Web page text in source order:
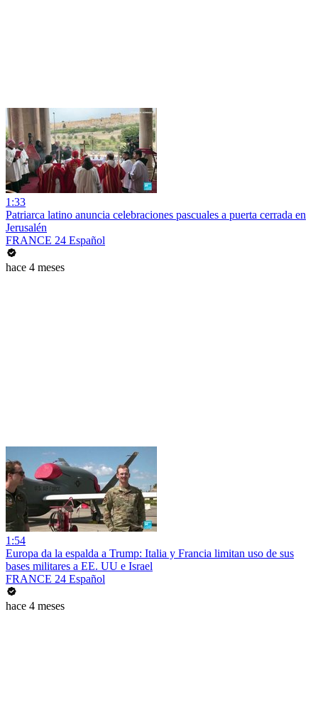
1:33
Patriarca latino anuncia celebraciones pascuales a puerta cerrada en
Jerusalén
FRANCE 24 Español
hace 4 meses
1:54
Europa da la espalda a Trump: Italia y Francia limitan uso de sus
bases militares a EE. UU e Israel
FRANCE 24 Español
hace 4 meses